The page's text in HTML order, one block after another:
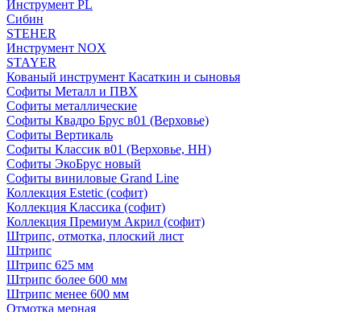
Инструмент PL
Сибин
STEHER
Инструмент NOX
STAYER
Кованый инструмент Касаткин и сыновья
Софиты Металл и ПВХ
Софиты металлические
Софиты Квадро Брус в01 (Верховье)
Софиты Вертикаль
Софиты Классик в01 (Верховье, НН)
Софиты ЭкоБрус новый
Софиты виниловые Grand Line
Коллекция Estetic (софит)
Коллекция Классика (софит)
Коллекция Премиум Акрил (софит)
Штрипс, отмотка, плоский лист
Штрипс
Штрипс 625 мм
Штрипс более 600 мм
Штрипс менее 600 мм
Отмотка мерная